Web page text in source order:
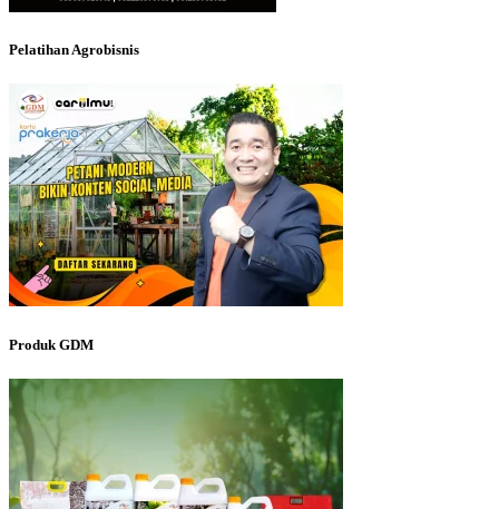
Pelatihan Agrobisnis
Produk GDM